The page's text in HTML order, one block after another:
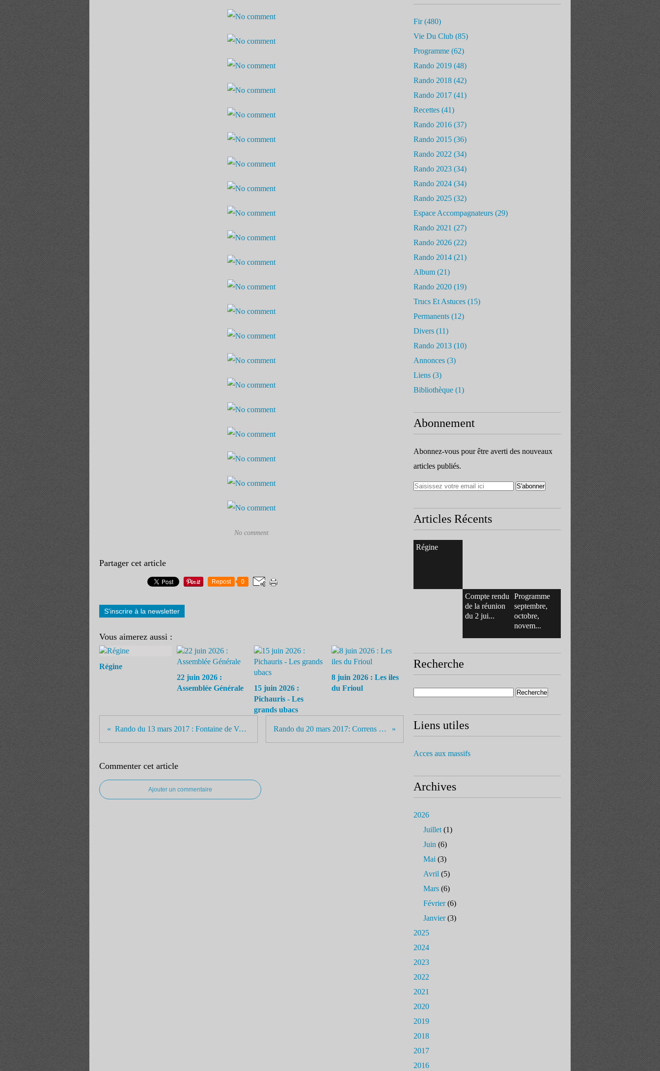
No comment
Partager cet article
Repost 0
S'inscrire à la newsletter
Vous aimerez aussi :
Régine
22 juin 2026 :
Assemblée Générale
15 juin 2026 :
Pichauris - Les
grands ubacs
8 juin 2026 : Les iles
du Frioul
Rando du 13 mars 2017 : Fontaine de Voire - Marseilleveyre Rando du 20 mars 2017: Correns - Vallon de Sourn
Commenter cet article
Ajouter un commentaire
Fir(480)
Vie Du Club (85)
Programme (62)
Rando 2019 (48)
Rando 2018 (42)
Rando 2017 (41)
Recettes (41)
Rando 2016 (37)
Rando 2015 (36)
Rando 2022 (34)
Rando 2023 (34)
Rando 2024 (34)
Rando 2025 (32)
Espace Accompagnateurs (29)
Rando 2021 (27)
Rando 2026 (22)
Rando 2014 (21)
Album (21)
Rando 2020 (19)
Trucs Et Astuces (15)
Permanents (12)
Divers (11)
Rando 2013 (10)
Annonces (3)
Liens (3)
Bibliothèque (1)
Abonnement
Abonnez-vous pour être averti des nouveaux
articles publiés.
Articles Récents
Régine
Compte rendu
de la réunion
du 2 jui...
Programme
septembre,
octobre,
novem...
Recherche
Liens utiles
Acces aux massifs
Archives
2026
Juillet (1)
Juin (6)
Mai (3)
Avril (5)
Mars (6)
Février(6)
Janvier(3)
2025
2024
2023
2022
2021
2020
2019
2018
2017
2016